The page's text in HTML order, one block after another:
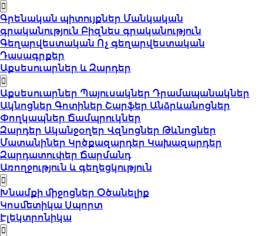
Գրենական պիտույքներ Մանկական
գրականություն Բիզնես գրականություն
Գեղարվեստական Ոչ գեղարվեստական
Դասագրքեր
Աքսեսուարներ և Զարդեր
Աքսեսուարներ Պայուսակներ Դրամապանակներ
Ակնոցներ Գոտիներ Շարֆեր Անձրևանոցներ
Փողկապներ Ճամպրուկներ
Զարդեր Ականջօղեր Վզնոցներ Թևնոցներ
Մատանիներ Կրծքազարդեր Կախազարդեր
Զարդատուփեր Ճարմանդ
Առողջություն և գեղեցկություն
Խնամքի միջոցներ Օծանելիք
Կոսմետիկա Սպորտ
Էլեկտրոնիկա